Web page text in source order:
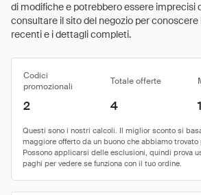
di modifiche e potrebbero essere imprecisi
consultare il sito del negozio per conoscere
recenti e i dettagli completi.
Codici
promozionali
Totale offerte
2 4